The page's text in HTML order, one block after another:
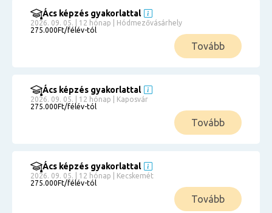
Ács képzés gyakorlattal
2026. 09. 05. | 12 hónap | Hódmezővásárhely
275.000Ft/félév-tól
Tovább
Ács képzés gyakorlattal
2026. 09. 05. | 12 hónap | Kaposvár
275.000Ft/félév-tól
Tovább
Ács képzés gyakorlattal
2026. 09. 05. | 12 hónap | Kecskemét
275.000Ft/félév-tól
Tovább